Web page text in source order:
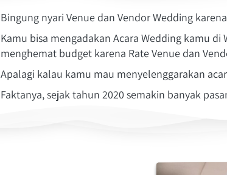
Bingung nyari Venue dan Vendor Wedding
Kamu bisa mengadakan Acara Wedding kamu
menghemat budget karena Rate Venue dan
Apalagi kalau kamu mau menyelenggarakan
Faktanya, sejak tahun 2020 semakin banyak